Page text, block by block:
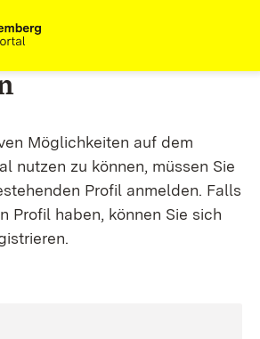
Möglichkeiten auf dem
nutzen zu können, müssen Sie
Profil anmelden. Falls
Profil haben, können Sie sich